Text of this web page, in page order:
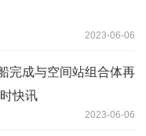
2023-06-06
完成与空间站组合体再
快讯
2023-06-06